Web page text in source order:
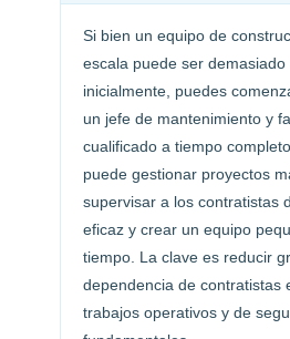
Si bien un equipo de
escala puede ser demasiado
inicialmente, puedes
un jefe de mantenimiento y
cualificado a tiempo
puede gestionar proyectos
supervisar a los contratistas
eficaz y crear un equipo
tiempo. La clave es reducir
dependencia de contratistas
trabajos operativos y de